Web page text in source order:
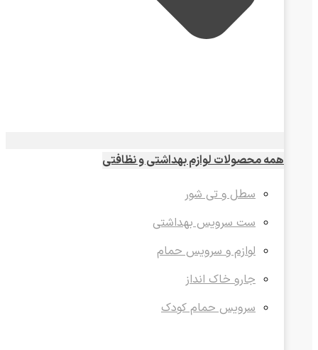
همه محصولات لوازم بهداشتی و نظافتی
سطل و تی شور
ست سرویس بهداشتی
لوازم و سرویس حمام
جارو خاک انداز
سرویس حمام کودک